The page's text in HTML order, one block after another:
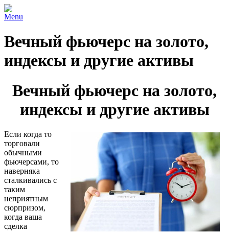
Menu
Вечный фьючерс на золото,
индексы и другие активы
Вечный фьючерс на золото,
индексы и другие активы
Если когда то
торговали
обычными
фьючерсами, то
наверняка
сталкивались с
таким
неприятным
сюрпризом,
когда ваша
сделка